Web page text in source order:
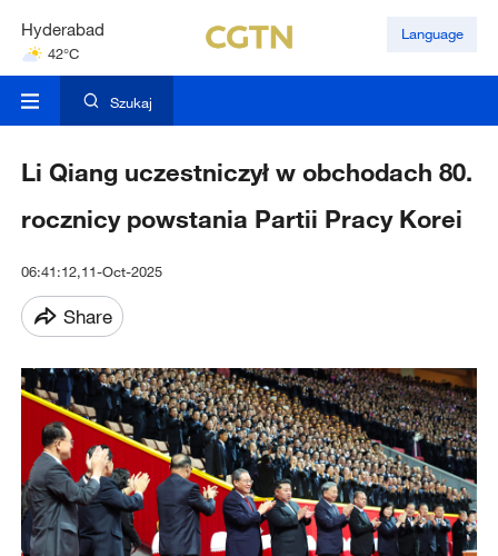
Hyderabad
42°C
Mumbai
Language
Szukaj
Li Qiang uczestniczył w obchodach 80.
rocznicy powstania Partii Pracy Korei
06:41:12,11-Oct-2025
Share